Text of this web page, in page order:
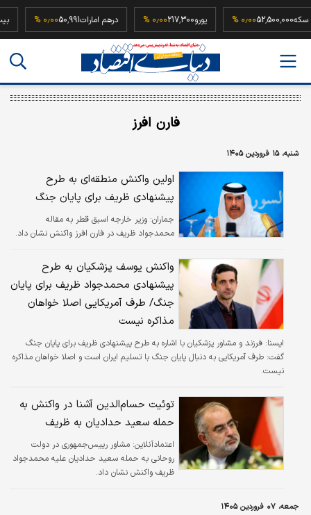
ربع سکه52,500,000 یورو217,300 درهم امارات50,991
فارن افرز
شنبه، ۱۵ فروردین ۱۴۰۵
اولین واکنش منطقه‌ای به طرح
پیشنهادی ظریف برای پایان جنگ
جماران: وزیر خارجه اسبق قطر به مقاله
محمدجواد ظریف در فارن افرز واکنش نشان داد.
واکنش یوسف پزشکیان به طرح
پیشنهادی محمدجواد ظریف برای پایان
جنگ/ طرف آمریکایی اصلا خواهان
مذاکره نیست
ايسنا: فرزند و مشاور پزشکیان با اشاره به طرح پیشنهادی ظریف برای پایان جنگ
گفت: طرف آمریکایی به دنبال پایان جنگ با تسلیم ایران است و اصلا خواهان مذاکره
نیست.
توئیت حسام‌الدین آشنا در واکنش به
حمله سعید حدادیان به ظریف
اعتمادآنلاین: مشاور رییس‌جمهوری در دولت
روحانی به حمله سعید حدادیان علیه محمدجواد
ظریف واکنش نشان داد.
جمعه، ۰۷ فروردین ۱۴۰۵